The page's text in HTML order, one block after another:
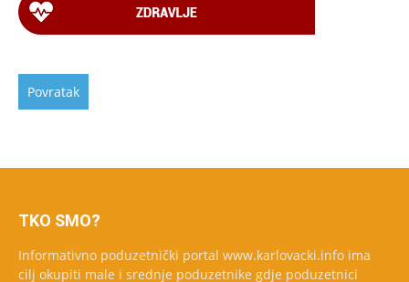
TKO SMO?
Informativno poduzetnički portal www.karlovacki.info ima
cilj okupiti male i srednje poduzetnike gdje poduzetnici